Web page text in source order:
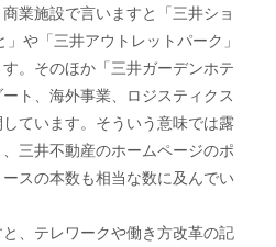
業施設で言いますと「三井ショ
や「三井アウトレットパーク」
。そのほか「三井ガーデンホテ
ト、海外事業、ロジスティクス
しています。そういう意味では露
三井不動産のホームページのポ
スの本数も相当な数に及んでい
、テレワークや働き方改革の記